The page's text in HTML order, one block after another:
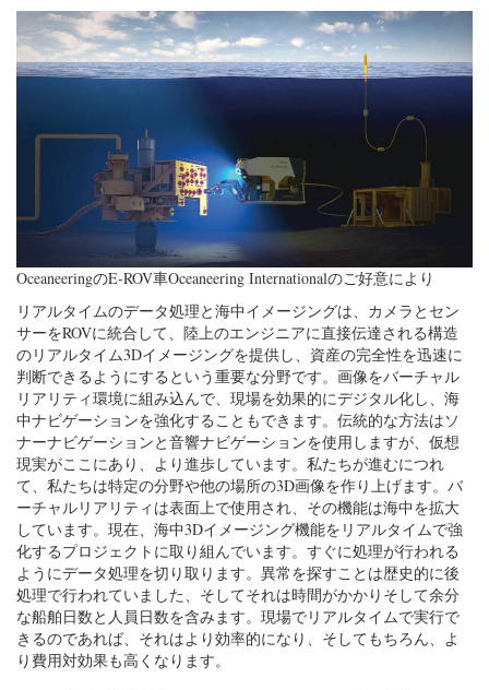
OceaneeringのE-ROV車Oceaneering Internationalのご好意により
リアルタイムのデータ処理と海中イメージングは、カメラとセン
サーをROVに統合して、陸上のエンジニアに直接伝達される構造
のリアルタイム3Dイメージングを提供し、資産の完全性を迅速に
判断できるようにするという重要な分野です。画像をバーチャル
リアリティ環境に組み込んで、現場を効果的にデジタル化し、海
中ナビゲーションを強化することもできます。伝統的な方法はソ
ナーナビゲーションと音響ナビゲーションを使用しますが、仮想
現実がここにあり、より進歩しています。私たちが進むにつれ
て、私たちは特定の分野や他の場所の3D画像を作り上げます。バ
ーチャルリアリティは表面上で使用され、その機能は海中を拡大
しています。現在、海中3Dイメージング機能をリアルタイムで強
化するプロジェクトに取り組んでいます。すぐに処理が行われる
ようにデータ処理を切り取ります。異常を探すことは歴史的に後
処理で行われていました、そしてそれは時間がかかりそして余分
な船舶日数と人員日数を含みます。現場でリアルタイムで実行で
きるのであれば、それはより効率的になり、そしてもちろん、よ
り費用対効果も高くなります。